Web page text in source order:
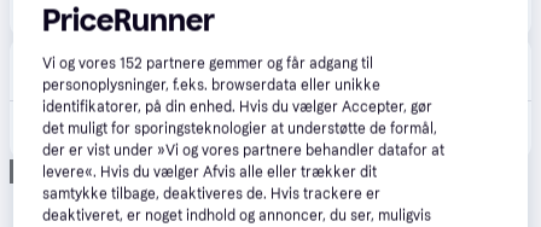
Padellife
Laveste pris·39 kr. fragt,1-3 dage
Wilson Pro Overgrips (3-pak, Yellow)
Annonce
PriceRunner
Vi og vores152 partnere gemmer og får adgang til
personoplysninger, f.eks. browserdata eller unikke
identifikatorer, på din enhed. Hvis du vælger Accepter, gør
det muligt for sporingsteknologier at understøtte de formål,
der er vist under »Vi og vores partnere behandler datafor at
levere«. Hvis du vælger Afvis alle eller trækker dit
samtykke tilbage, deaktiveres de. Hvis trackere er
deaktiveret, er noget indhold og annoncer, du ser, muligvis